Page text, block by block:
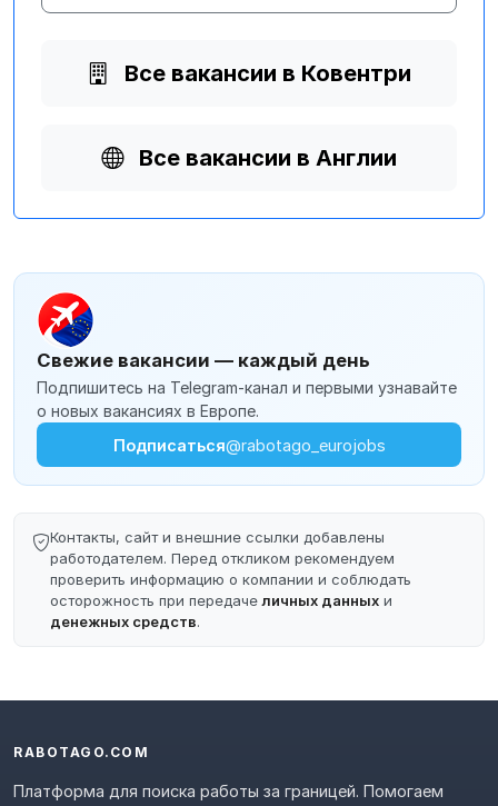
Все вакансии в Ковентри
Все вакансии в Англии
Свежие вакансии — каждый день
Подпишитесь на Telegram-канал и первыми узнавайте
о новых вакансиях в Европе.
Подписаться@rabotago_eurojobs
Контакты, сайт и внешние ссылки добавлены
работодателем. Перед откликом рекомендуем
проверить информацию о компании и соблюдать
осторожность при передачеличных данных и
денежных средств.
RABOTAGO.COM
Платформа для поиска работы за границей. Помогаем